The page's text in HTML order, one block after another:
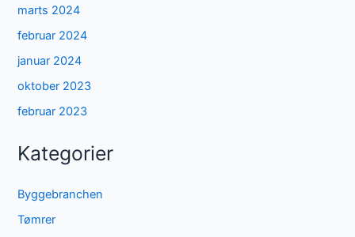
marts 2024
februar 2024
januar 2024
oktober 2023
februar 2023
Kategorier
Byggebranchen
Tømrer